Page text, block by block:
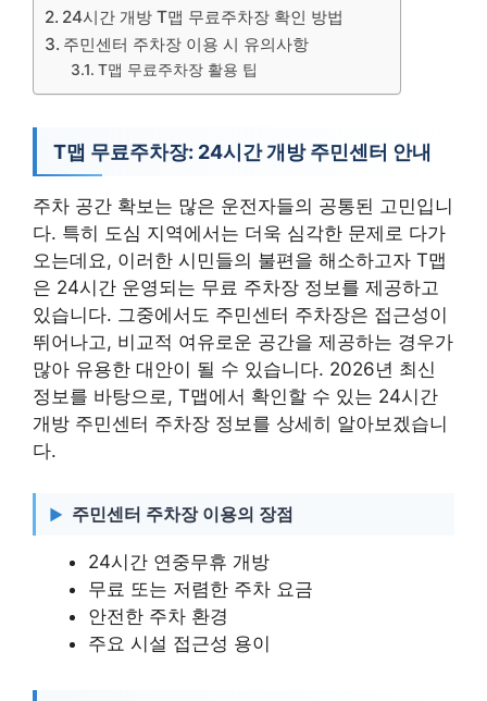
24시간 개방 T맵 무료주차장 확인 방법
주민센터 주차장 이용 시 유의사항
T맵 무료주차장 활용 팁
T맵 무료주차장: 24시간 개방 주민센터 안내
주차 공간 확보는 많은 운전자들의 공통된 고민입니
다. 특히 도심 지역에서는 더욱 심각한 문제로 다가
오는데요, 이러한 시민들의 불편을 해소하고자 T맵
은 24시간 운영되는 무료 주차장 정보를 제공하고
있습니다. 그중에서도 주민센터 주차장은 접근성이
뛰어나고, 비교적 여유로운 공간을 제공하는 경우가
많아 유용한 대안이 될 수 있습니다. 2026년 최신
정보를 바탕으로, T맵에서 확인할 수 있는 24시간
개방 주민센터 주차장 정보를 상세히 알아보겠습니
다.
주민센터 주차장 이용의 장점
24시간 연중무휴 개방
무료 또는 저렴한 주차 요금
안전한 주차 환경
주요 시설 접근성 용이